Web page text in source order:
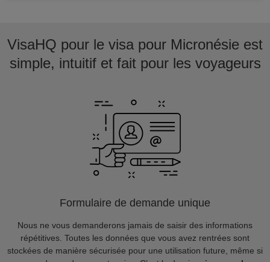
VisaHQ pour le visa pour Micronésie est
simple, intuitif et fait pour les voyageurs
Formulaire de demande unique
Nous ne vous demanderons jamais de saisir des informations
répétitives. Toutes les données que vous avez rentrées sont
stockées de manière sécurisée pour une utilisation future, même si